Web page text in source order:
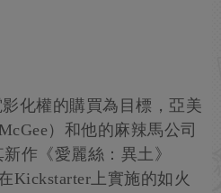
化權的購買為目標，亞美
）和他的麻辣馬公司
新作《愛麗絲：異土》
Kickstarter上實施的如火